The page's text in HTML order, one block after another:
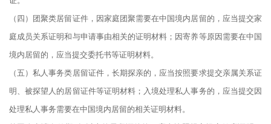
（四）团聚类居留证件，因家庭团聚需要在中国境内居留的，应当提交家
庭成员关系证明和与申请事由相关的证明材料；因寄养等原因需要在中国
境内居留的，应当提交委托书等证明材料。
（五）私人事务类居留证件，长期探亲的，应当按照要求提交亲属关系证
明、被探望人的居留证件等证明材料；入境处理私人事务的，应当提交因
处理私人事务需要在中国境内居留的相关证明材料。